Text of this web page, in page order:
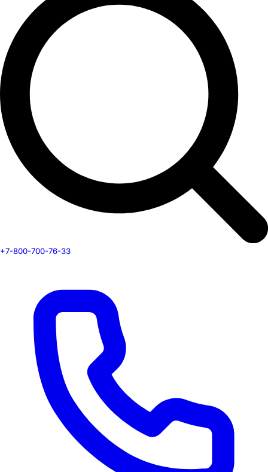
+7-800-700-76-33